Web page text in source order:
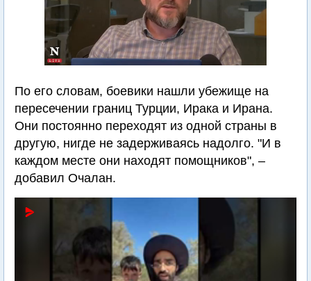
По его словам, боевики нашли убежище на
пересечении границ Турции, Ирака и Ирана.
Они постоянно переходят из одной страны в
другую, нигде не задерживаясь надолго. "И в
каждом месте они находят помощников", –
добавил Очалан.